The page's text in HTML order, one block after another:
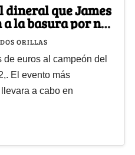
dineral que James
la basura por no
ORILLAS
de euros al campeón del
El evento más
a cabo en